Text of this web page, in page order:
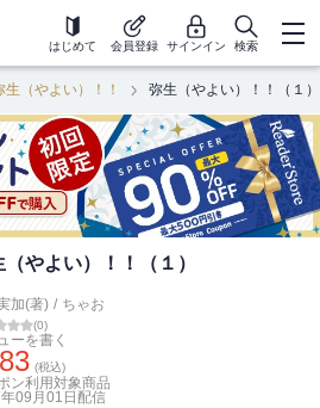
はじめて 会員登録 サインイン 検索
生（やよい）！！ 弥生（やよい）！！（１）
（やよい）！！（１）
加(著) / ちゃお
(0)
ーを書く
(税込)
ン利用対象商品
09月01日 配信